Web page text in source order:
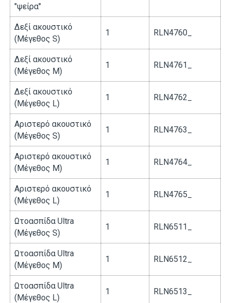
"ψείρα"
Δεξί ακουστικό
(Μέγεθος S)
1 RLN4760_
Δεξί ακουστικό
(Μέγεθος M)
1 RLN4761_
Δεξί ακουστικό
(Μέγεθος L)
1 RLN4762_
Αριστερό ακουστικό
(Μέγεθος S)
1 RLN4763_
Αριστερό ακουστικό
(Μέγεθος M)
1 RLN4764_
Αριστερό ακουστικό
(Μέγεθος L)
1 RLN4765_
Ωτοασπίδα Ultra
(Μέγεθος S)
1 RLN6511_
Ωτοασπίδα Ultra
(Μέγεθος M)
1 RLN6512_
Ωτοασπίδα Ultra
(Μέγεθος L)
1 RLN6513_